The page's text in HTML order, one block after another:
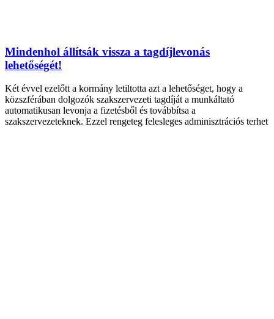
Mindenhol állítsák vissza a tagdíjlevonás
lehetőségét!
Két évvel ezelőtt a kormány letiltotta azt a lehetőséget, hogy a
közszférában dolgozók szakszervezeti tagdíját a munkáltató
automatikusan levonja a fizetésből és továbbítsa a
szakszervezeteknek. Ezzel rengeteg felesleges adminisztrációs terhet